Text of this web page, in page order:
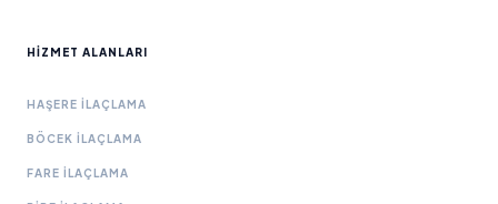
HIZMET ALANLARI
HAŞERE İLAÇLAMA
BÖCEK İLAÇLAMA
FARE İLAÇLAMA